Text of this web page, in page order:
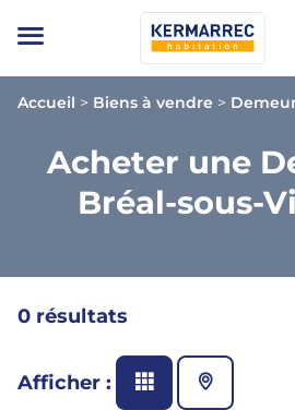
Accueil > Biens à vendre >
Acheter une
Bréal-sous-
0 résultats
Afficher :